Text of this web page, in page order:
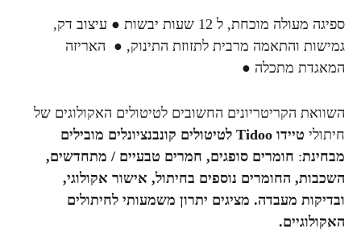
ספיגה מעולה מוכחת, ל 12 שעות יבשות ● עיצוב דק,
והתאמה מרבית לתזוזת התינוק, ● האריזה
מתכלה ●
הקריטריונים החשובים לטיטולים האקולוגים של
טיידו Tidoo לטיטולים קונבנציונלים מובילים
:חומרים סופגים, חמרים טבעיים / מתחדשים,
החומרים נוספים בחיתול,אישור אקולוגי,
מעבדה. מציגים יתרון משמעותי לחיתולים